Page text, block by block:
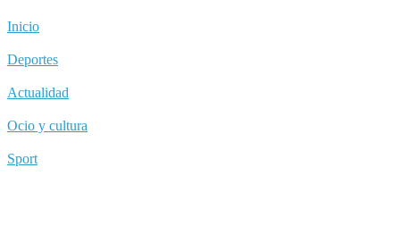
Inicio
Deportes
Actualidad
Ocio y cultura
Sport